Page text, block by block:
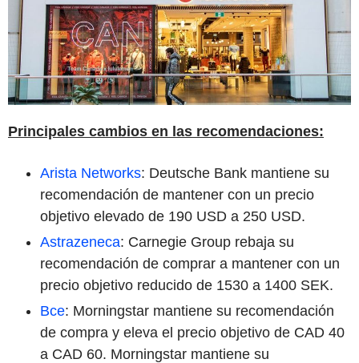
Principales cambios en las recomendaciones:
Arista Networks: Deutsche Bank mantiene su
recomendación de mantener con un precio
objetivo elevado de 190 USD a 250 USD.
Astrazeneca: Carnegie Group rebaja su
recomendación de comprar a mantener con un
precio objetivo reducido de 1530 a 1400 SEK.
Bce: Morningstar mantiene su recomendación
de compra y eleva el precio objetivo de CAD 40
a CAD 60. Morningstar mantiene su